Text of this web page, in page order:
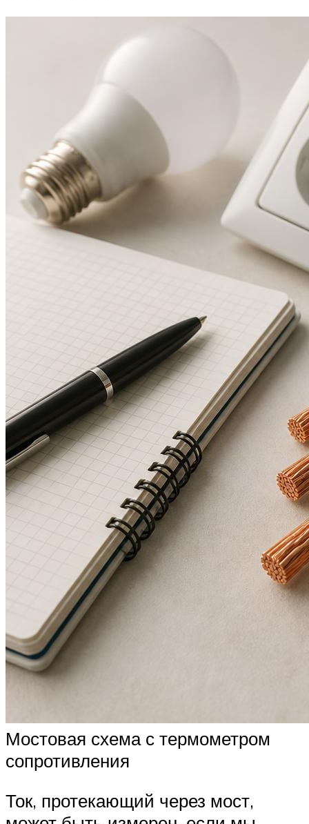
Мостовая схема с термометром
сопротивления
Ток, протекающий через мост,